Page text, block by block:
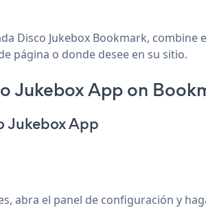
Disco Jukebox Bookmark,
página o donde desee en su sitio.
Jukebox App on
Jukebox App
abra el panel de configuración y